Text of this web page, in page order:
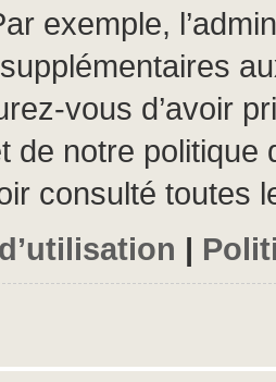
exemple,
vous d’avoir
de notre
consulté toutes
|